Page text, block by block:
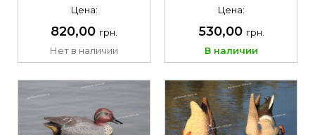
Цена:
820,00 грн.
Нет в наличии
Цена:
530,00 грн.
В наличии